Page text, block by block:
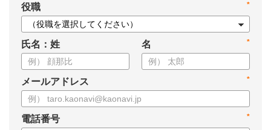
*
役職
氏名：姓 *
名
*
メールアドレス
*
電話番号